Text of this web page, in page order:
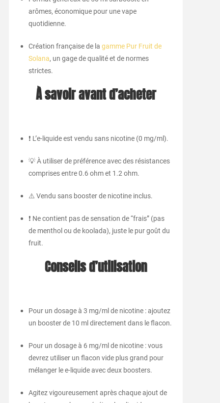
arômes, économique pour une vape
quotidienne.
Création française de la gamme Pur Fruit de
Solana, un gage de qualité et de normes
strictes.
À savoir avant d’acheter
❗ L’e-liquide est vendu sans nicotine (0 mg/ml).
💡 À utiliser de préférence avec des résistances
comprises entre 0.6 ohm et 1.2 ohm.
⚠️ Vendu sans booster de nicotine inclus.
❗ Ne contient pas de sensation de “frais” (pas
de menthol ou de koolada), juste le pur goût du
fruit.
Conseils d’utilisation
Pour un dosage à 3 mg/ml de nicotine : ajoutez
un booster de 10 ml directement dans le flacon.
Pour un dosage à 6 mg/ml de nicotine : vous
devrez utiliser un flacon vide plus grand pour
mélanger le e-liquide avec deux boosters.
Agitez vigoureusement après chaque ajout de